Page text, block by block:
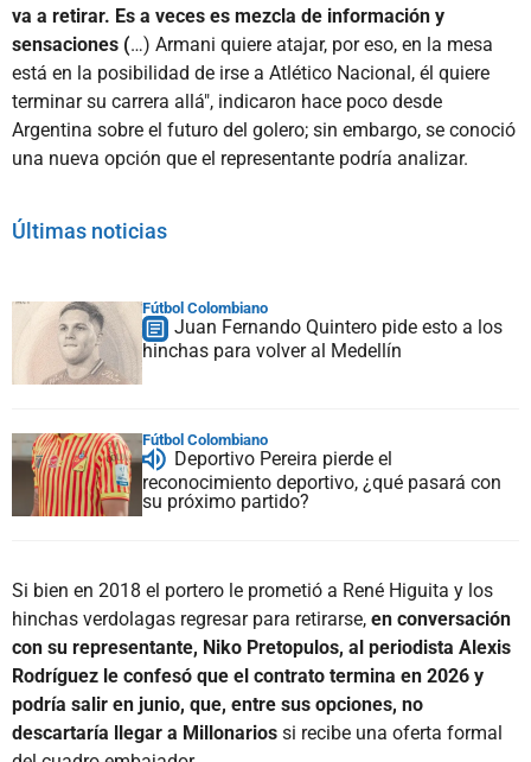
va a retirar. Es a veces es mezcla de información y
sensaciones (…) Armani quiere atajar, por eso, en la mesa
está en la posibilidad de irse a Atlético Nacional, él quiere
terminar su carrera allá", indicaron hace poco desde
Argentina sobre el futuro del golero; sin embargo, se conoció
una nueva opción que el representante podría analizar.
Últimas noticias
Fútbol Colombiano
Juan Fernando Quintero pide esto a los
hinchas para volver al Medellín
Fútbol Colombiano
Deportivo Pereira pierde el
reconocimiento deportivo, ¿qué pasará con
su próximo partido?
Si bien en 2018 el portero le prometió a René Higuita y los
hinchas verdolagas regresar para retirarse, en conversación
con su representante, Niko Pretopulos, al periodista Alexis
Rodríguez le confesó que el contrato termina en 2026 y
podría salir en junio, que, entre sus opciones, no
descartaría llegar a Millonarios si recibe una oferta formal